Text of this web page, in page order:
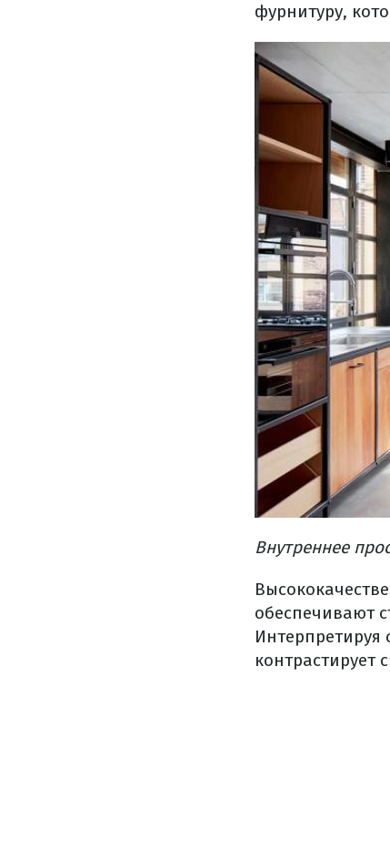
фурнитуру,
Внутреннее
обеспечивают
Интерпретируя
контрастирует